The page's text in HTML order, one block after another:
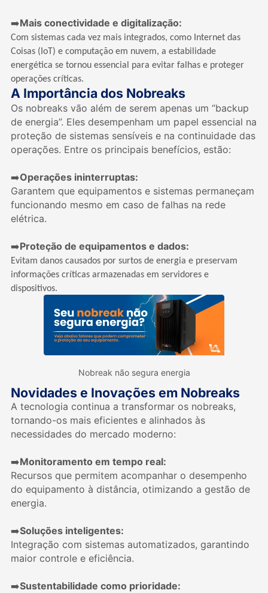
➡Mais conectividade e digitalização:
Com sistemas cada vez mais integrados, como Internet das
Coisas (IoT) e computação em nuvem, a estabilidade
energética se tornou essencial para evitar falhas e proteger
operações críticas.
A Importância dos Nobreaks
Os nobreaks vão além de serem apenas um “backup
de energia”. Eles desempenham um papel essencial na
proteção de sistemas sensíveis e na continuidade das
operações. Entre os principais benefícios, estão:
➡Operações ininterruptas:
Garantem que equipamentos e sistemas permaneçam
funcionando mesmo em caso de falhas na rede
elétrica.
➡Proteção de equipamentos e dados:
Evitam danos causados por surtos de energia e preservam
informações críticas armazenadas em servidores e
dispositivos.
Nobreak não segura energia
Novidades e Inovações em Nobreaks
A tecnologia continua a transformar os nobreaks,
tornando-os mais eficientes e alinhados às
necessidades do mercado moderno:
➡Monitoramento em tempo real:
Recursos que permitem acompanhar o desempenho
do equipamento à distância, otimizando a gestão de
energia.
➡Soluções inteligentes:
Integração com sistemas automatizados, garantindo
maior controle e eficiência.
➡Sustentabilidade como prioridade: